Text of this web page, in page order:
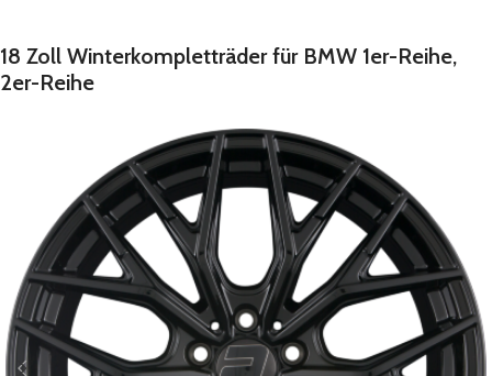
18 Zoll Winterkompletträder für BMW 1er-Reihe,
2er-Reihe